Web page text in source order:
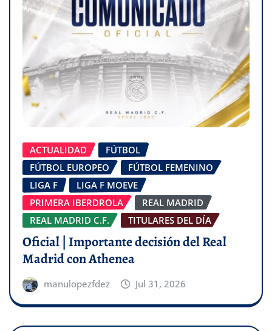
ACTUALIDAD
FÚTBOL
FÚTBOL EUROPEO
FÚTBOL FEMENINO
LIGA F
LIGA F MOEVE
PRIMERA IBERDROLA
REAL MADRID
REAL MADRID C.F.
TITULARES DEL DÍA
Oficial | Importante decisión del Real
Madrid con Athenea
manulopezfdez Jul 31, 2026